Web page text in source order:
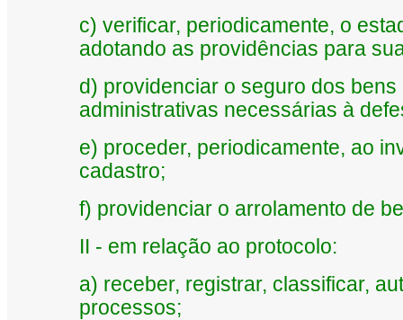
c) verificar, periodicamente, o
adotando as providências para
d) providenciar o seguro dos
administrativas necessárias à
e) proceder, periodicamente, ao
cadastro;
f) providenciar o arrolamento de
II - em relação ao protocolo:
a) receber, registrar, classificar,
processos;